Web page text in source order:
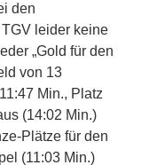
den
leider keine
„Gold für den
von 13
Min., Platz
(14:02 Min.)
Plätze für den
(11:03 Min.)